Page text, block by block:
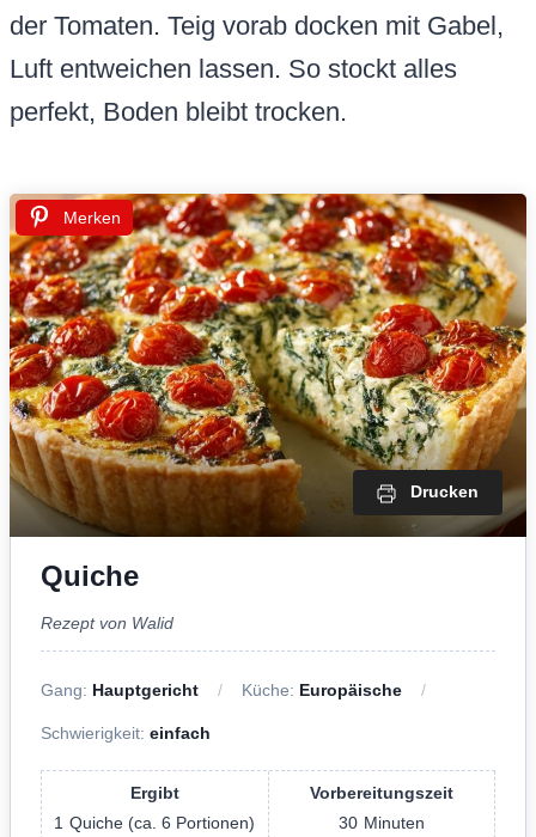
der Tomaten. Teig vorab docken mit Gabel,
Luft entweichen lassen. So stockt alles
perfekt, Boden bleibt trocken.
Merken
Drucken
Quiche
Rezept von Walid
Gang: Hauptgericht Küche: Europäische
Schwierigkeit: einfach
Ergibt
1 Quiche (ca. 6 Portionen)
Vorbereitungszeit
30 Minuten